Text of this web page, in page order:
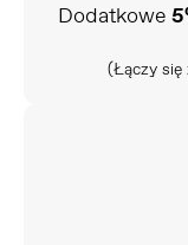
Dodatkowe
(Łączy się